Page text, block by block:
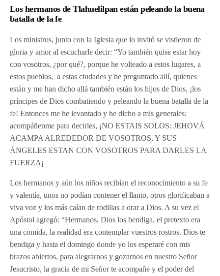
Los hermanos de Tlahuelilpan están peleando la buena
batalla de la fe
Los ministros, junto con la Iglesia que lo invitó se vistieron de
gloria y amor al escucharle decir: “Yo también quise estar hoy
con vosotros, ¿por qué?, porque he volteado a estos lugares, a
estos pueblos, a estas ciudades y he preguntado allí, quienes
están y me han dicho allá también están los hijos de Dios, ¡los
príncipes de Dios combatiendo y peleando la buena batalla de la
fe! Entonces me he levantado y he dicho a mis generales:
acompáñenme para decirles, ¡NO ESTAIS SOLOS: JEHOVÁ
ACAMPA ALREDEDOR DE VOSOTROS, Y SUS
ÁNGELES ESTAN CON VOSOTROS PARA DARLES LA
FUERZA¡
Los hermanos y aún los niños recibían el reconocimiento a su fe
y valentía, unos no podían contener el llanto, otros glorificaban a
viva voz y los más caían de rodillas a orar a Dios. A su vez el
Apóstol agregó: “Hermanos, Dios los bendiga, el pretexto era
una comida, la realidad era contemplar vuestros rostros. Dios te
bendiga y hasta el domingo donde yo los esperaré con mis
brazos abiertos, para alegrarnos y gozarnos en nuestro Señor
Jesucristo, la gracia de mi Señor te acompañe y el poder del